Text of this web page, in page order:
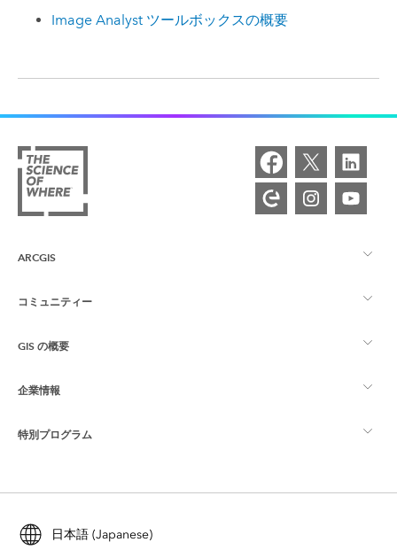
Image Analyst ツールボックスの概要
ARCGIS
ArcGIS の概要
マッピング
コミュニティー
Esri Community
ArcGIS ブログ
ユーザー調査およびテスト
Esri Young Professionals Network
GIS の概要
GIS とは
ロケーション インテリジェンス
トレーニング
ArcUser
企業情報
Esri について
採用情報
特別プログラム
ArcGIS for Student Use
日本語 (Japanese)